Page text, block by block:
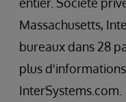
Massachusetts,
bureaux dans 28
plus
InterSystems.com.